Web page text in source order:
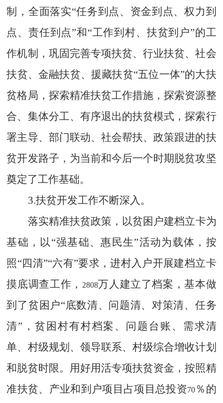
制，全面落实“任务到点、资金到点、权力到
点、责任到点”和“工作到村、扶贫到户”的工
作机制，巩固完善专项扶贫、行业扶贫、社会
扶贫、金融扶贫、援藏扶贫“五位一体”的大扶
贫格局，探索精准扶贫工作措施，探索资源整
合、集体分工、有序退出的扶贫模式，探索行
署主导、部门联动、社会帮扶、政策跟进的扶
贫开发路子，为当前和今后一个时期脱贫攻坚
奠定了工作基础。
3.扶贫开发工作不断深入。
落实精准扶贫政策，以贫困户建档立卡为
基础，以“强基础、惠民生”活动为载体，按
照“四清”“六有”要求，进村入户开展建档立卡
摸底调查工作，
2808万人建立了档案，基本做
到了贫困户“底数清、问题清、对策清、任务
清”，贫困村有村档案、问题台账、需求清
单、村级规划、领导联系、村级综合增收计划
和脱贫时限。用好用活专项扶贫资金，按照精
准扶贫、产业和到户项目占项目总投资70％的